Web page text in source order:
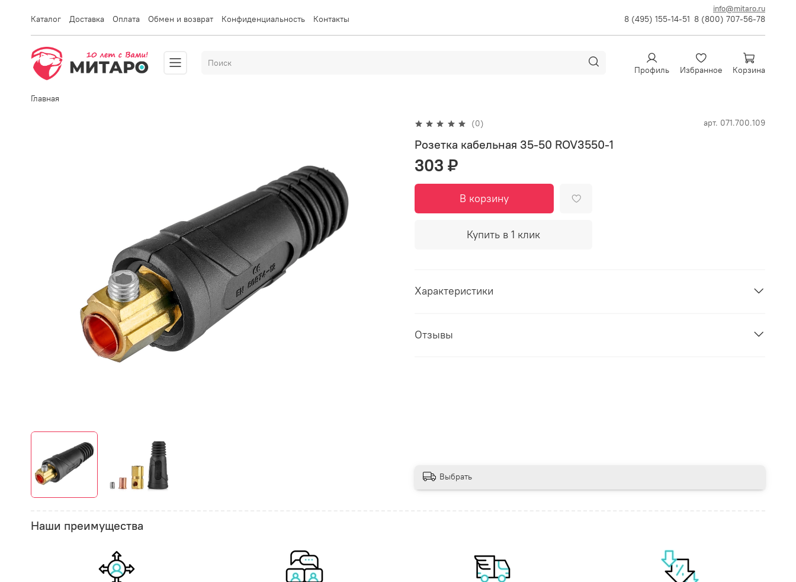
info@mitaro.ru
Каталог Доставка Оплата Обмен и возврат Конфиденциальность Контакты 8 (495) 155-14-51 8 (800) 707-56-78
Профиль Избранное Корзина
Главная
(0) арт. 071.700.109
Розетка кабельная 35-50 ROV3550-1
303 ₽
В корзину
Купить в 1 клик
Характеристики
Отзывы
Выбрать
Наши преимущества